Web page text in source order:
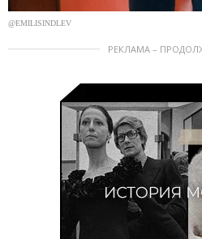
@EMILISINDLEV
РЕКЛАМА –